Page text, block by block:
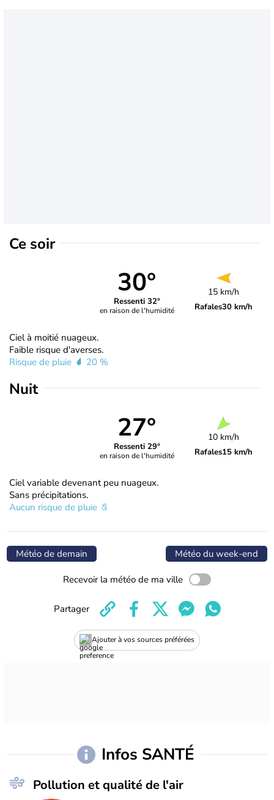
Ce soir
30°
Ressenti 32°
en raison de l'humidité
15 km/h
Rafales30 km/h
Ciel à moitié nuageux.
Faible risque d'averses.
Risque de pluie
20 %
Nuit
27°
Ressenti 29°
en raison de l'humidité
10 km/h
Rafales15 km/h
Ciel variable devenant peu nuageux.
Sans précipitations.
Aucun risque de pluie
Météo de demain Météo du week-end
Recevoir la météo de ma ville
Ajouter à vos sources préférées
Partager
Infos SANTÉ
Pollution et qualité de l'air